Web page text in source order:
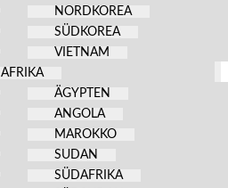
NORDKOREA
SÜDKOREA
VIETNAM
AFRIKA
ÄGYPTEN
ANGOLA
MAROKKO
SUDAN
SÜDAFRIKA